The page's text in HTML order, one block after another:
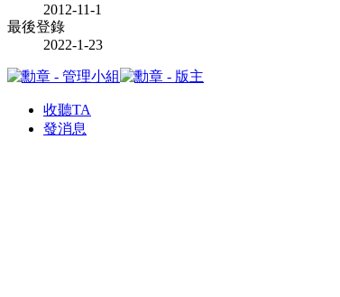
2012-11-1
最後登錄
2022-1-23
收聽TA
發消息